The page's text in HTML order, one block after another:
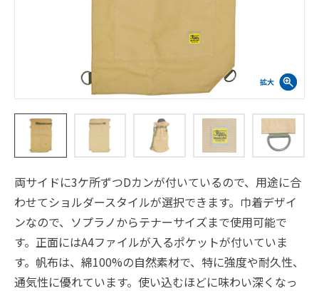
両サイドに3ケ所ずつDカンが付いているので、用途に合
わせてショルダースタイルが選択できます。巾着デザイ
ンなので、ソプラノからテナーサイズまで使用可能で
す。正面にはA4ファイルが入るポケットが付いていま
す。帆布は、綿100%の自然素材で、特に強度や耐久性、
通気性に優れています。使い込むほどに味わい深くなっ